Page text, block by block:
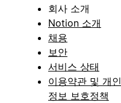
회사 소개
Notion 소개
채용
보안
서비스 상태
이용약관 및 개인
정보 보호정책